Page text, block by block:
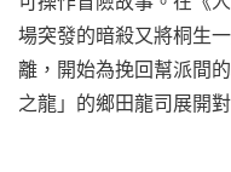
場突發的暗殺又將桐生
離，開始為挽回幫派間
之龍」的鄉田龍司展開對